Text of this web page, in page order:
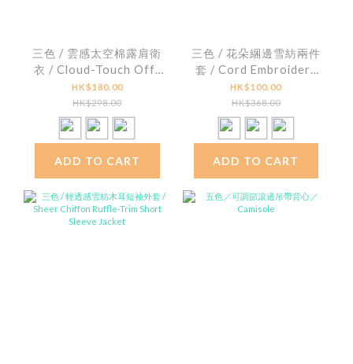
三色 / 雲感太空棉露肩衛
衣 / Cloud-Touch Off-
Shoulder Sweatshirt
HK$180.00
HK$298.00
ADD TO CART
三色 / 花朵綑邊雪紡兩件
套 / Cord Embroidery
Chiffon Cami and
Jacket
HK$100.00
HK$368.00
ADD TO CART